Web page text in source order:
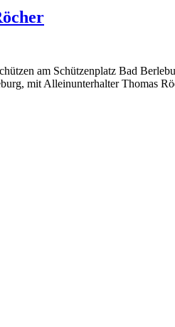
am Schützenplatz Bad
mit Alleinunterhalter Thomas